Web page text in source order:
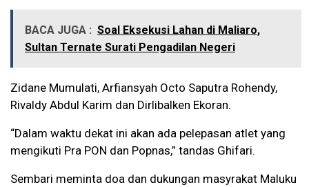
BACA JUGA : Soal Eksekusi Lahan di Maliaro,
Sultan Ternate Surati Pengadilan Negeri
Zidane Mumulati, Arfiansyah Octo Saputra Rohendy,
Rivaldy Abdul Karim dan Dirlibalken Ekoran.
“Dalam waktu dekat ini akan ada pelepasan atlet yang
mengikuti Pra PON dan Popnas,” tandas Ghifari.
Sembari meminta doa dan dukungan masyrakat Maluku